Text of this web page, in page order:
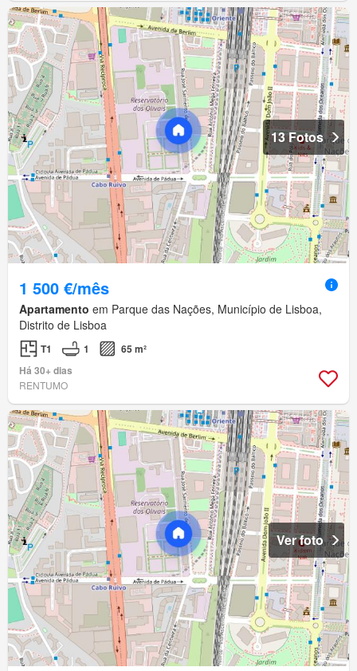
13 Fotos
1 500 €/mês
Apartamento em Parque das Nações, Município de Lisboa,
Distrito de Lisboa
T1 1
65 m²
Há 30+ dias
RENTUMO
Ver foto